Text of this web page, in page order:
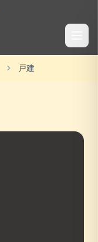
戸建